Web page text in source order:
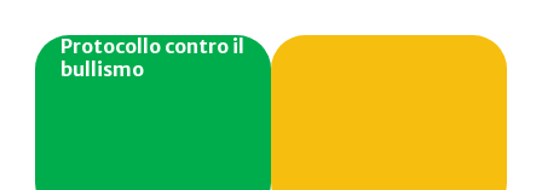
Vi invitiamo a partecipare attivamente al dialogo che ci
unisce nella ricerca di percorso educativo completo e di
Protocollo contro il
bullismo